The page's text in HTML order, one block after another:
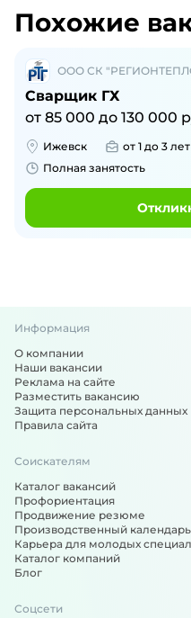
Похожие
ООО СК
Сварщик ГХ
от 85 000 до 130 000
Ижевск от 1 до 3 лет
Полная занятость
Информация
О компании
Наши вакансии
Реклама на сайте
Разместить вакансию
Защита персональных данных
Правила сайта
Соискателям
Каталог вакансий
Профориентация
Продвижение резюме
Производственный
Карьера для молодых
Каталог компаний
Блог
Соцсети